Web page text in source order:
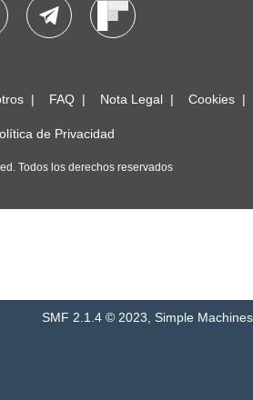
FAQ Nota Legal Cookies
de Privacidad
Todos los derechos reservados
SMF 2.1.4 © 2023 Simple Machines